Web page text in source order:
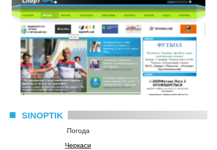
SINOPTIK
Погода
Черкаси